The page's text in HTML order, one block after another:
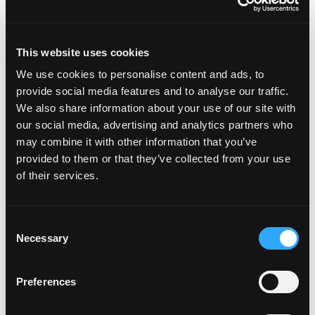
This website uses cookies
We use cookies to personalise content and ads, to
provide social media features and to analyse our traffic.
We also share information about your use of our site with
our social media, advertising and analytics partners who
may combine it with other information that you’ve
provided to them or that they’ve collected from your use
of their services.
Selection
Necessary
Preferences
tazón y enfríe la salsa mientras prepara el resto
salsa se vuelve demasiado espesa después de
enfriarse, agregue una cantidad muy pequeña de
agua tibia poco a poco para volver a la
consistencia deseada.
Para las brochetas: Corta el mango en cubos
grandes (más grandes que un dado) para que se
enrosque en las brochetas. Pica el pimiento rojo,
el pimiento naranja, el calabacín y la cebolla roja
en trozos grandes (puedes cortar la cebolla en
Ensartamos nuestros mangos 2 trozos a la vez
para que haya proporcionalmente más mango
Coloca las brochetas en una bandeja y úntalas
brochetas en la parrilla, con el lado glaseado hacia